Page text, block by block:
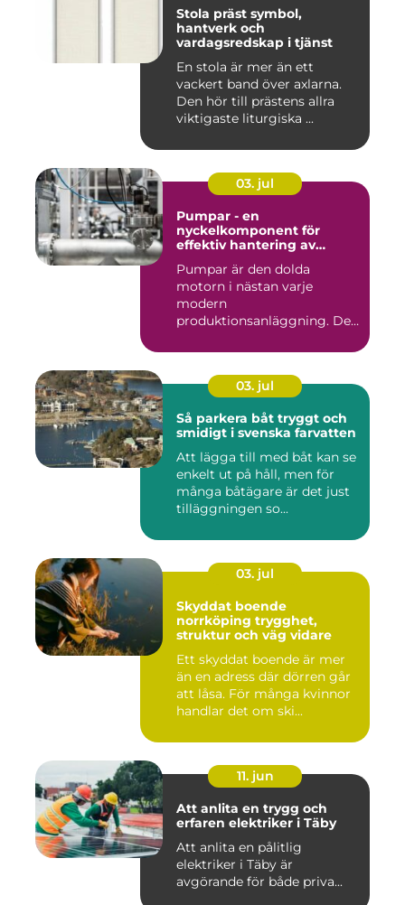
Stola präst symbol,
hantverk och
vardagsredskap i tjänst
En stola är mer än ett
vackert band över axlarna.
Den hör till prästens allra
viktigaste liturgiska ...
03. jul
Pumpar - en
nyckelkomponent för
effektiv hantering av
Pumpar är den dolda
motorn i nästan varje
modern
produktionsanläggning. De
03. jul
Så parkera båt tryggt och
smidigt i svenska farvatten
Att lägga till med båt kan se
enkelt ut på håll, men för
många båtägare är det just
tilläggningen so...
03. jul
Skyddat boende
norrköping trygghet,
struktur och väg vidare
Ett skyddat boende är mer
än en adress där dörren går
att låsa. För många kvinnor
handlar det om ski...
11. jun
Att anlita en trygg och
erfaren elektriker i Täby
Att anlita en pålitlig
elektriker i Täby är
avgörande för både priva...